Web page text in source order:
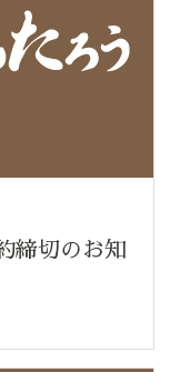
締切のお知